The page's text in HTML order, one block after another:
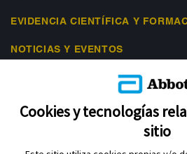
EVIDENCIA CIENTÍFICA Y
NOTICIAS Y EVENTOS
AYUDA
Cookies y tecnologías
sitio